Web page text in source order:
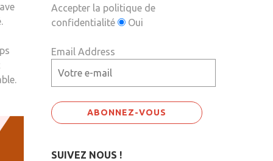
Accepter la politique de
confidentialité
Oui
Email Address
SUIVEZ NOUS !